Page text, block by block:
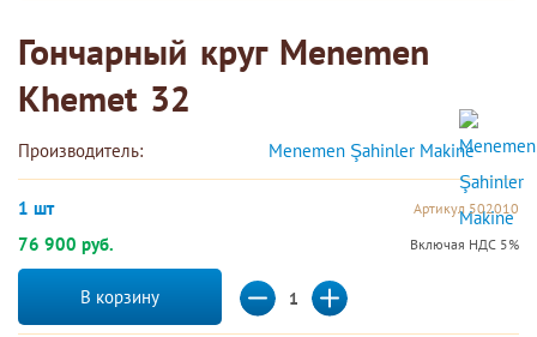
Гончарный круг Menemen
Khemet 32
Производитель: Menemen Şahinler Makine
1 шт Артикул 502010
76 900 руб. Включая НДС 5%
В корзину